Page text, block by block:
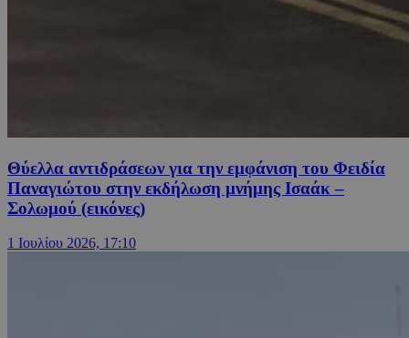
Θύελλα αντιδράσεων για την εμφάνιση του Φειδία
Παναγιώτου στην εκδήλωση μνήμης Ισαάκ –
Σολωμού (εικόνες)
1 Ιουλίου 2026, 17:10